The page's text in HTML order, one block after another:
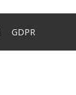
GDPR